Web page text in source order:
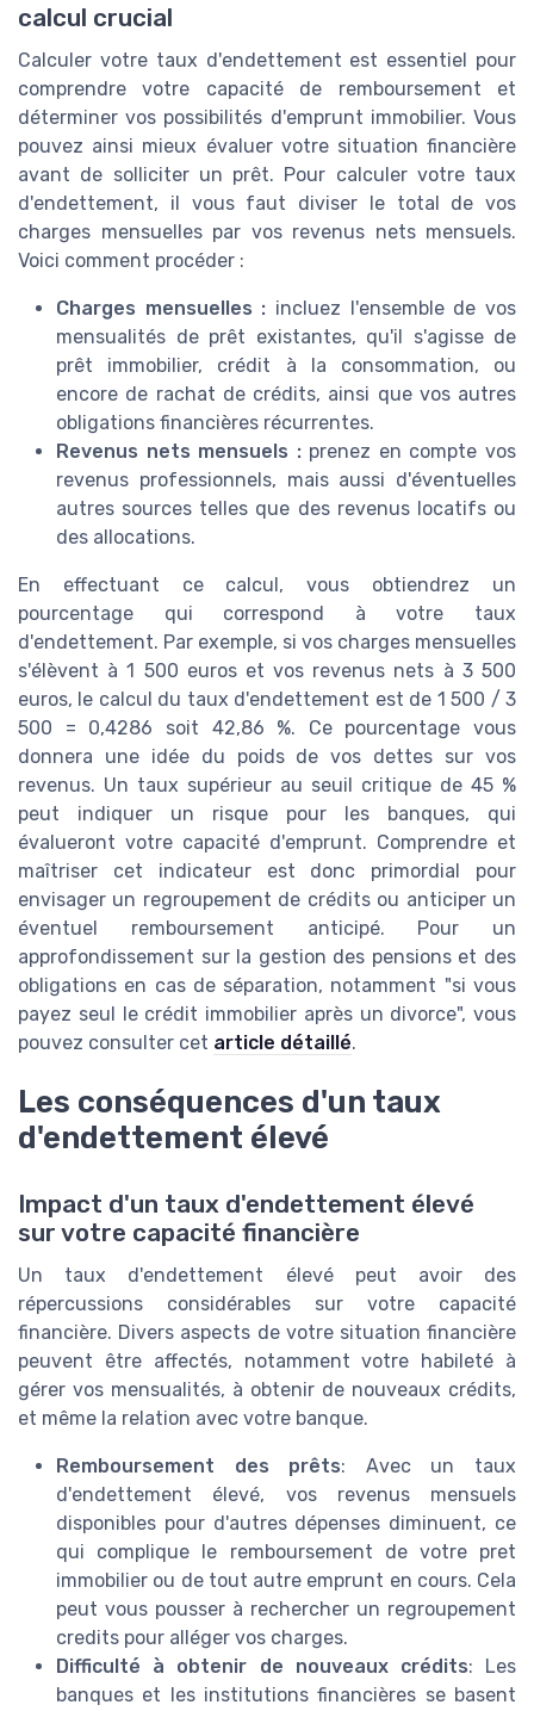
calcul crucial
Calculer votre taux d'endettement est essentiel pour
comprendre votre capacité de remboursement et
déterminer vos possibilités d'emprunt immobilier. Vous
pouvez ainsi mieux évaluer votre situation financière
avant de solliciter un prêt. Pour calculer votre taux
d'endettement, il vous faut diviser le total de vos
charges mensuelles par vos revenus nets mensuels.
Voici comment procéder :
Charges mensuelles : incluez l'ensemble de vos
mensualités de prêt existantes, qu'il s'agisse de
prêt immobilier, crédit à la consommation, ou
encore de rachat de crédits, ainsi que vos autres
obligations financières récurrentes.
Revenus nets mensuels :prenez en compte vos
revenus professionnels, mais aussi d'éventuelles
autres sources telles que des revenus locatifs ou
des allocations.
En effectuant ce calcul, vous obtiendrez un
pourcentage qui correspond à votre taux
d'endettement. Par exemple, si vos charges mensuelles
s'élèvent à 1 500 euros et vos revenus nets à 3 500
euros, le calcul du taux d'endettement est de 1 500 / 3
500 = 0,4286 soit 42,86 %. Ce pourcentage vous
donnera une idée du poids de vos dettes sur vos
revenus. Un taux supérieur au seuil critique de 45 %
peut indiquer un risque pour les banques, qui
évalueront votre capacité d'emprunt. Comprendre et
maîtriser cet indicateur est donc primordial pour
envisager un regroupement de crédits ou anticiper un
éventuel remboursement anticipé. Pour un
approfondissement sur la gestion des pensions et des
obligations en cas de séparation, notamment "si vous
payez seul le crédit immobilier après un divorce", vous
pouvez consulter cet article détaillé.
Les conséquences d'un taux
d'endettement élevé
Impact d'un taux d'endettement élevé
sur votre capacité financière
Un taux d'endettement élevé peut avoir des
répercussions considérables sur votre capacité
financière. Divers aspects de votre situation financière
peuvent être affectés, notamment votre habileté à
gérer vos mensualités, à obtenir de nouveaux crédits,
et même la relation avec votre banque.
Remboursement des prêts: Avec un taux
d'endettement élevé, vos revenus mensuels
disponibles pour d'autres dépenses diminuent, ce
qui complique le remboursement de votre pret
immobilier ou de tout autre emprunt en cours. Cela
peut vous pousser à rechercher un regroupement
credits pour alléger vos charges.
Difficulté à obtenir de nouveaux crédits: Les
banques et les institutions financières se basent